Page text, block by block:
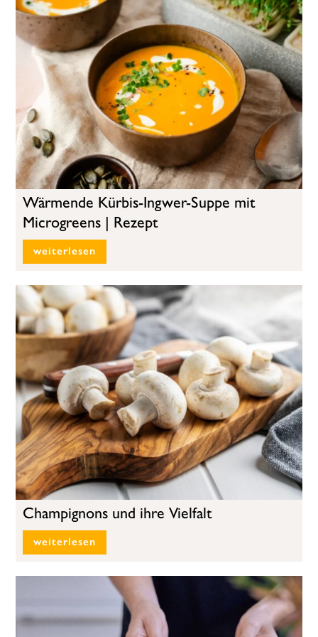
Wärmende Kürbis-Ingwer-Suppe mit
Microgreens | Rezept
weiterlesen
Champignons und ihre Vielfalt
weiterlesen